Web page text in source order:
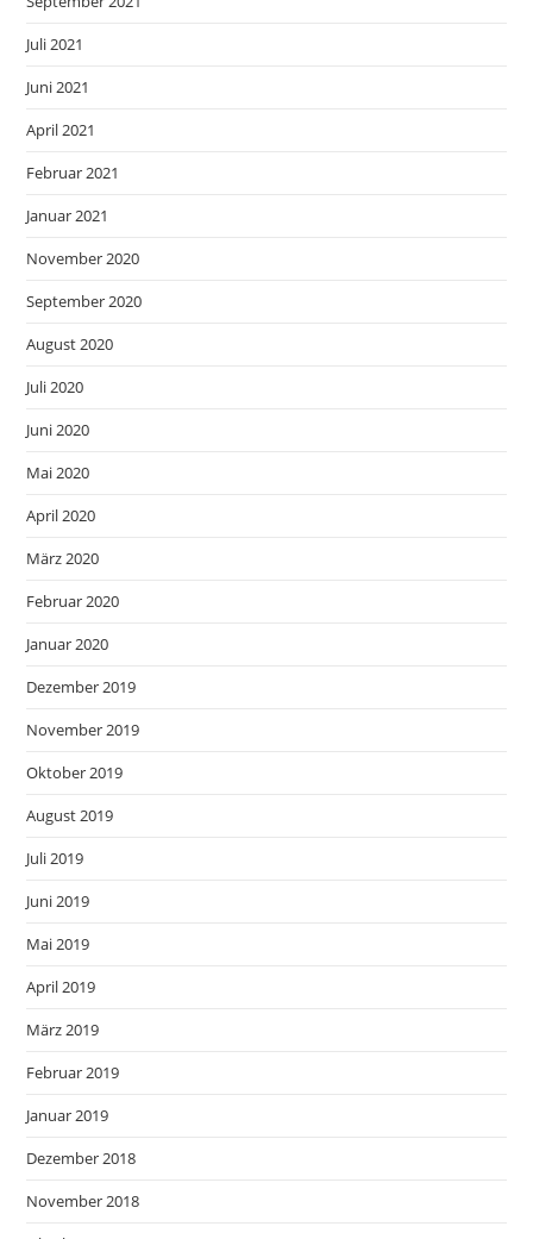
Juli 2021
Juni 2021
April 2021
Februar 2021
Januar 2021
November 2020
September 2020
August 2020
Juli 2020
Juni 2020
Mai 2020
April 2020
März 2020
Februar 2020
Januar 2020
Dezember 2019
November 2019
Oktober 2019
August 2019
Juli 2019
Juni 2019
Mai 2019
April 2019
März 2019
Februar 2019
Januar 2019
Dezember 2018
November 2018